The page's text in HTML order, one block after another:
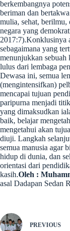
berkembangnya
beriman dan
mulia, sehat,
negara yang
2017:7).Konklusinya
sebagaimana yang
menunjukkan sebuah
lulus dari lembaga
Dewasa ini, semua
(mengintensifkan)
mencapai tujuan
paripurna menjadi
yang dimaksudkan
baik, belajar
mengetahui akan
diuji. Langkah
semua manusia agar
hidup di dunia, dan
orientasi dari
kasih.Oleh :
asal Dadapan Sedan
PREVIOUS